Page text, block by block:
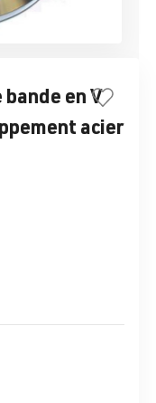
en V
acier